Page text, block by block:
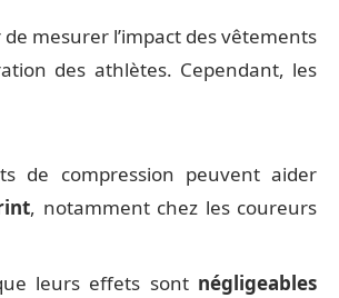
mesurer l’impact des vêtements
des athlètes. Cependant, les
de compression peuvent aider
, notamment chez les coureurs
leurs effets sont négligeables